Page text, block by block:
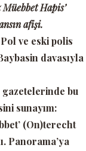
Hapis’
afişi.
ve eski polis
davasıyla
bu
sunayım:
(On)terecht
Panorama’ya